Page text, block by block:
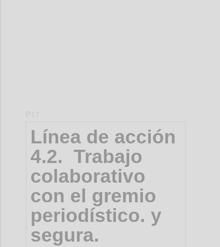
Línea de acción
4.2. Trabajo
colaborativo
con el gremio
periodístico. y
segura.